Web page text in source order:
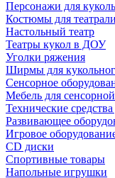
Персонажи для
Костюмы для
Настольный театр
Театры кукол в ДОУ
Уголки ряжения
Ширмы для
Сенсорное
Мебель для
Технические
Развивающее
Игровое
CD диски
Спортивные товары
Напольные игрушки